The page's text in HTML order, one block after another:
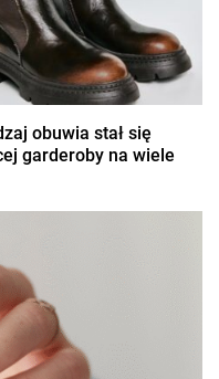
obuwia stał się
garderoby na wiele